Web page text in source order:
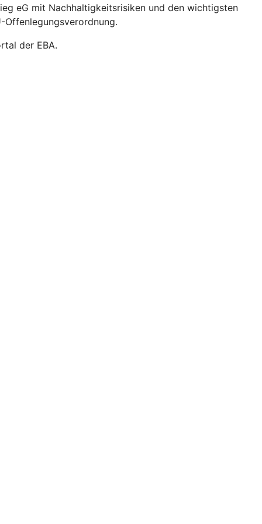
eG mit Nachhaltigkeitsrisiken und den wichtigsten
der EBA.